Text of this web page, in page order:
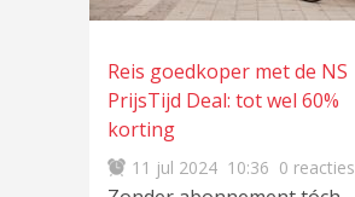
Reis goedkoper met de NS
PrijsTijd Deal: tot wel 60%
korting
11 jul 2024 10:36 0 reacties